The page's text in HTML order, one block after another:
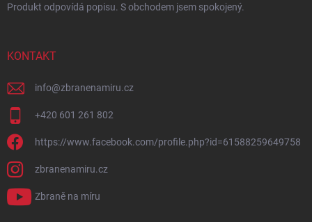
Produkt odpovídá popisu. S obchodem jsem spokojený.
KONTAKT
info@zbranenamiru.cz
+420 601 261 802
https://www.facebook.com/profile.php?id=61588259649758
zbranenamiru.cz
Zbraně na míru